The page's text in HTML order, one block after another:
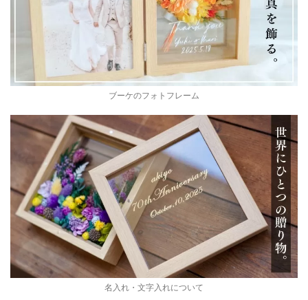
ブーケのフォトフレーム
名入れ・文字入れについて